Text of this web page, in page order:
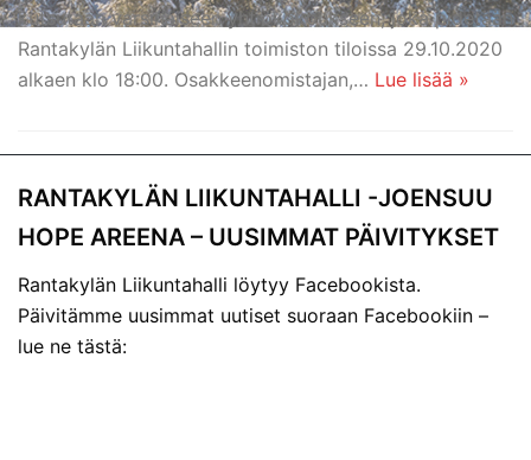
kutsutaan varsinaiseen yhtiökokoukseen, joka pidetään
Rantakylän Liikuntahallin toimiston tiloissa 29.10.2020
alkaen klo 18:00. Osakkeenomistajan,… Lue lisää »
RANTAKYLÄN LIIKUNTAHALLI -JOENSUU
HOPE AREENA – UUSIMMAT PÄIVITYKSET
Rantakylän Liikuntahalli löytyy Facebookista.
Päivitämme uusimmat uutiset suoraan Facebookiin –
lue ne tästä: